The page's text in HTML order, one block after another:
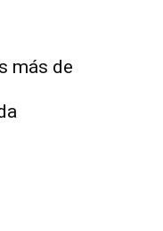
más de